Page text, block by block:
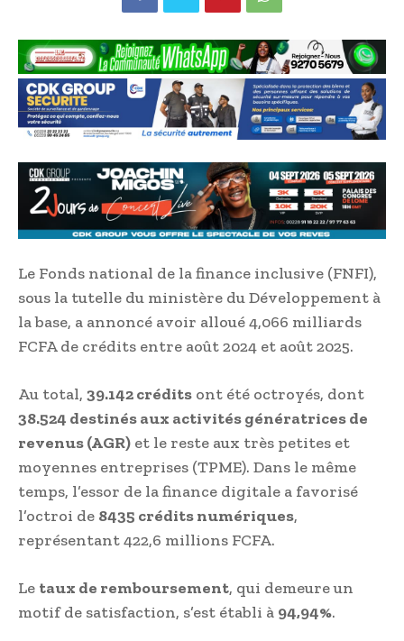
Le Fonds national de la finance inclusive (FNFI),
sous la tutelle du ministère du Développement à
la base, a annoncé avoir alloué 4,066 milliards
FCFA de crédits entre août 2024 et août 2025.
Au total, 39.142 crédits ont été octroyés, dont
38.524 destinés aux activités génératrices de
revenus (AGR) et le reste aux très petites et
moyennes entreprises (TPME). Dans le même
temps, l’essor de la finance digitale a favorisé
l’octroi de 8435 crédits numériques,
représentant 422,6 millions FCFA.
Le taux de remboursement, qui demeure un
motif de satisfaction, s’est établi à 94,94%.